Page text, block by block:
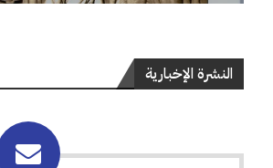
النشرة الإخبارية